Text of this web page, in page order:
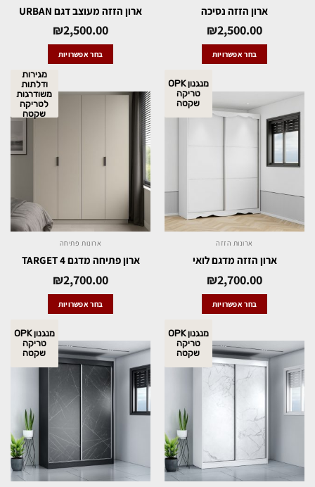
ארון הזזה נסיכה
₪2,500.00
בחר אפשרויות
ארון הזזה מעוצב דגם URBAN
₪2,500.00
בחר אפשרויות
מנגנון OPK
טריקה
שקטה
ארונות הזזה
ארון הזזה מדגם לואי
₪2,700.00
בחר אפשרויות
מגירות
ודלתות
משודרגות
לטריקה
שקטה
ארונות פתיחה
ארון פתיחה מדגם 4 TARGET
₪2,700.00
בחר אפשרויות
מנגנון OPK
טריקה
שקטה
מנגנון OPK
טריקה
שקטה